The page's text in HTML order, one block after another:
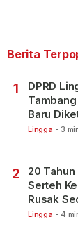
Berita
1
DPRD
Baru
Lingga - 3
2
20 Tahun
Serteh
Rusak
Lingga - 4